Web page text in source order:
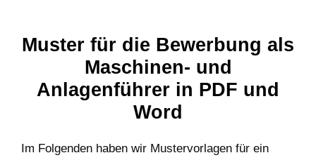
Muster für die Bewerbung als
Maschinen- und
Anlagenführer in PDF und
Word
Im Folgenden haben wir Mustervorlagen für ein